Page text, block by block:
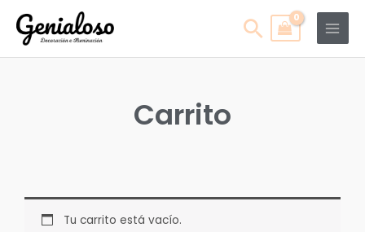
contenido
Buscar
Main
Carrito
Tu carrito está vacío.